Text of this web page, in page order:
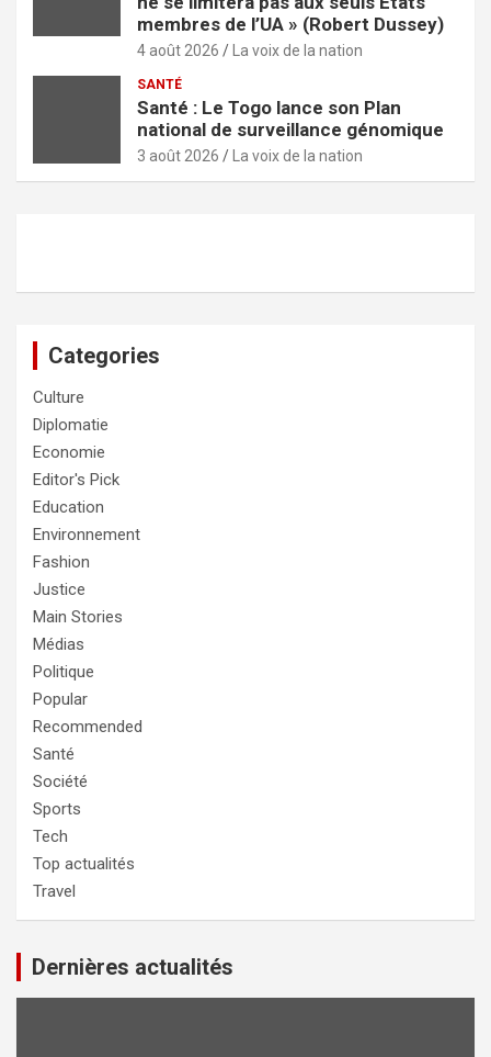
membres de l’UA » (Robert Dussey)
4 août 2026 La voix de la nation
SANTÉ
Santé : Le Togo lance son Plan
national de surveillance génomique
3 août 2026 La voix de la nation
Categories
Culture
Diplomatie
Economie
Editor's Pick
Education
Environnement
Fashion
Justice
Main Stories
Médias
Politique
Popular
Recommended
Santé
Société
Sports
Tech
Top actualités
Travel
Dernières actualités